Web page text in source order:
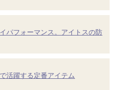
パフォーマンス。アイトスの防
活躍する定番アイテム